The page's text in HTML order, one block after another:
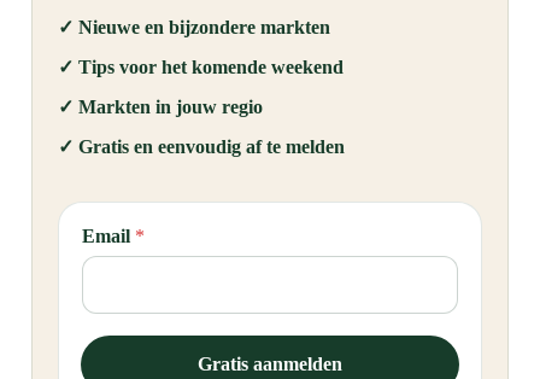
✓ Nieuwe en bijzondere markten
✓ Tips voor het komende weekend
✓ Markten in jouw regio
✓ Gratis en eenvoudig af te melden
*
*
m
i
l
Email *
Gratis aanmelden